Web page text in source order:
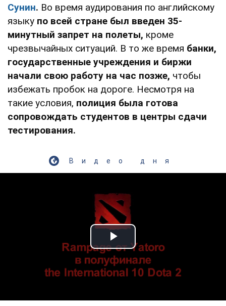
Сунин. Во время аудирования по английскому
языку по всей стране был введен 35-
минутный запрет на полеты, кроме
чрезвычайных ситуаций. В то же время банки,
государственные учреждения и биржи
начали свою работу на час позже, чтобы
избежать пробок на дороге. Несмотря на
такие условия, полиция была готова
сопровождать студентов в центры сдачи
тестирования.
Видео дня
Play Video